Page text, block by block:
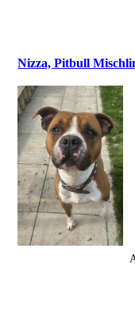
Nizza, Pitbull